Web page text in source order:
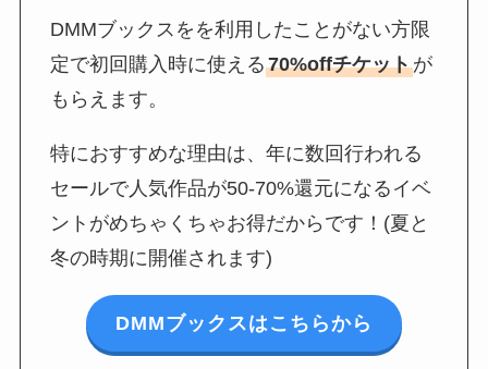
DMMブックスをを利用したことがない方限
定で初回購入時に使える70%offチケットが
もらえます。
特におすすめな理由は、年に数回行われる
セールで人気作品が50-70%還元になるイベ
ントがめちゃくちゃお得だからです！(夏と
冬の時期に開催されます)
DMMブックスはこちらから